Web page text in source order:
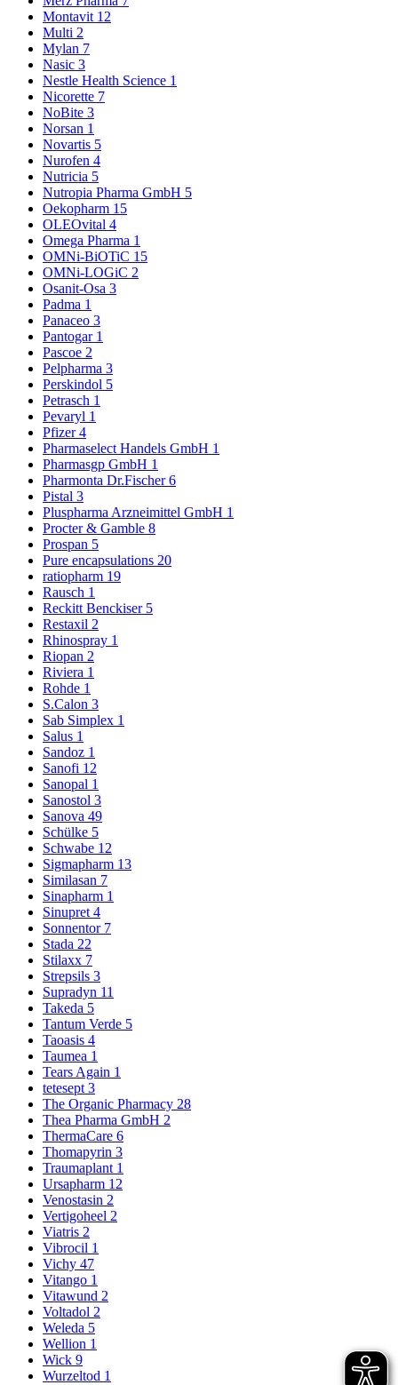
Montavit 12
Multi 2
Mylan 7
Nasic 3
Nestle Health Science 1
Nicorette 7
NoBite 3
Norsan 1
Novartis 5
Nurofen 4
Nutricia 5
Nutropia Pharma GmbH 5
Oekopharm 15
OLEOvital 4
Omega Pharma 1
OMNi-BiOTiC 15
OMNi-LOGiC 2
Osanit-Osa 3
Padma 1
Panaceo 3
Pantogar 1
Pascoe 2
Pelpharma 3
Perskindol 5
Petrasch 1
Pevaryl 1
Pfizer4
Pharmaselect Handels GmbH 1
Pharmasgp GmbH 1
Pharmonta Dr.Fischer6
Pistal 3
Pluspharma Arzneimittel GmbH 1
Procter & Gamble 8
Prospan 5
Pure encapsulations 20
ratiopharm 19
Rausch 1
Reckitt Benckiser 5
Restaxil 2
Rhinospray 1
Riopan 2
Riviera 1
Rohde 1
S.Calon 3
Sab Simplex 1
Salus 1
Sandoz 1
Sanofi 12
Sanopal 1
Sanostol 3
Sanova 49
Schülke 5
Schwabe 12
Sigmapharm 13
Similasan 7
Sinapharm 1
Sinupret 4
Sonnentor 7
Stada 22
Stilaxx 7
Strepsils 3
Supradyn 11
Takeda 5
Tantum Verde 5
Taoasis 4
Taumea 1
Tears Again 1
tetesept 3
The Organic Pharmacy 28
Thea Pharma GmbH 2
ThermaCare 6
Thomapyrin 3
Traumaplant 1
Ursapharm 12
Venostasin 2
Vertigoheel 2
Viatris 2
Vibrocil 1
Vichy 47
Vitango 1
Vitawund 2
Voltadol 2
Weleda 5
Wellion 1
Wick 9
Wurzeltod 1